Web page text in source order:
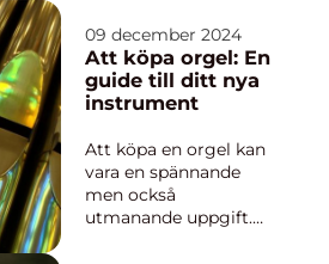
09 december 2024
Att köpa orgel: En
guide till ditt nya
instrument
Att köpa en orgel kan
vara en spännande
men också
utmanande uppgift.